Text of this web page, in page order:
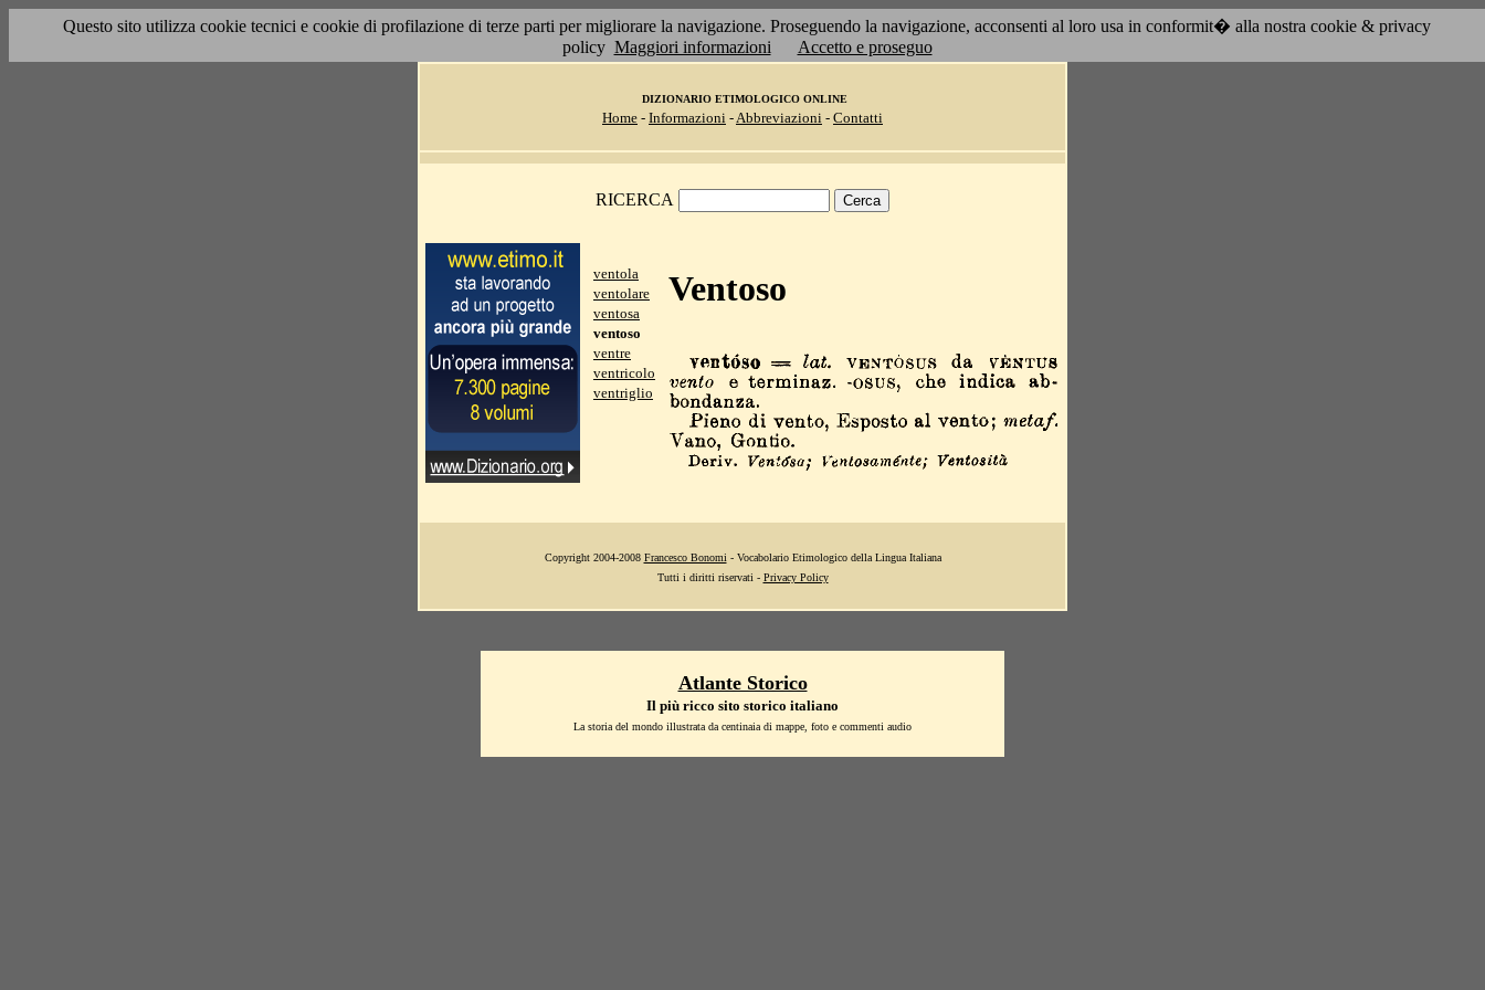
Questo sito utilizza cookie tecnici e cookie di profilazione di terze parti per migliorare la navigazione. Proseguendo la navigazione, acconsenti al loro usa in conformit� alla nostra cookie & privacy
policy Maggiori informazioni Accetto e proseguo
DIZIONARIO ETIMOLOGICO ONLINE
Home - Informazioni -Abbreviazioni - Contatti
RICERCA
ventola
ventolare
ventosa
ventoso
ventre
ventricolo
ventriglio
Ventoso
Copyright 2004-2008 Francesco Bonomi - Vocabolario Etimologico della Lingua Italiana
Tutti i diritti riservati - Privacy Policy
Atlante Storico
Il più ricco sito storico italiano
La storia del mondo illustrata da centinaia di mappe, foto e commenti audio